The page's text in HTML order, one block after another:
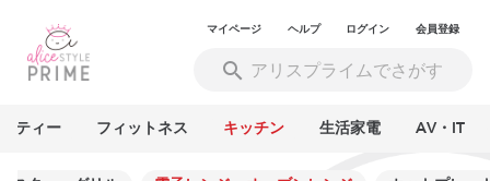
マイページ ヘルプ ログイン 会員登録
ティー フィットネス キッチン 生活家電 AV・IT